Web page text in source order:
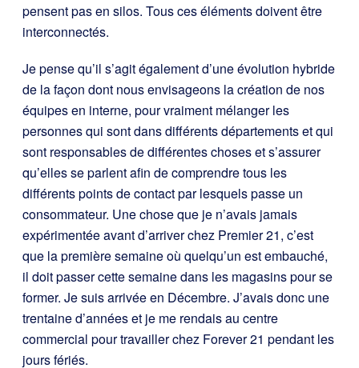
pensent pas en silos. Tous ces éléments doivent être
interconnectés.
Je pense qu’il s’agit également d’une évolution hybride
de la façon dont nous envisageons la création de nos
équipes en interne, pour vraiment mélanger les
personnes qui sont dans différents départements et qui
sont responsables de différentes choses et s’assurer
qu’elles se parlent afin de comprendre tous les
différents points de contact par lesquels passe un
consommateur. Une chose que je n’avais jamais
expérimentée avant d’arriver chez Premier 21, c’est
que la première semaine où quelqu’un est embauché,
il doit passer cette semaine dans les magasins pour se
former. Je suis arrivée en Décembre. J’avais donc une
trentaine d’années et je me rendais au centre
commercial pour travailler chez Forever 21 pendant les
jours fériés.